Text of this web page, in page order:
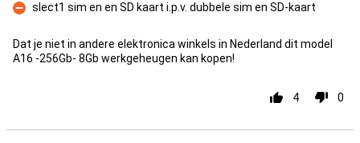
Contre
slect1 sim en en SD kaart i.p.v. dubbele sim en SD-kaart
Dat je niet in andere elektronica winkels in Nederland dit model
A16 -256Gb- 8Gb werkgeheugen kan kopen!
4 0